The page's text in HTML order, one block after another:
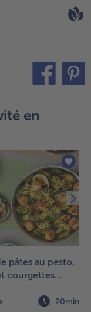
en
pâtes au pesto,
courgettes
20min